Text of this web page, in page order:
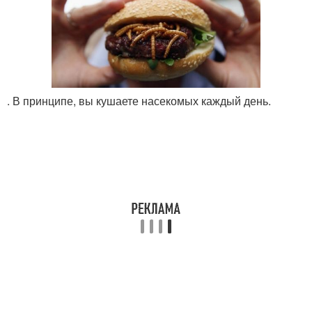
. В принципе, вы кушаете насекомых каждый день.